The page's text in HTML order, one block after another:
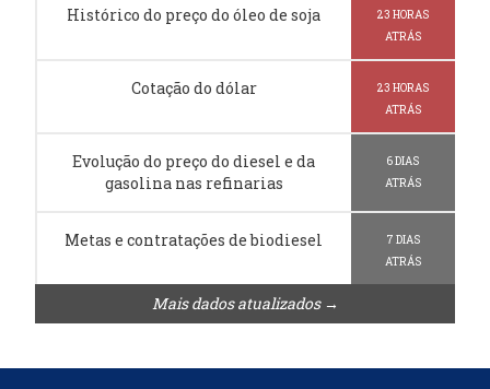
Histórico do preço do óleo de soja
23 HORAS
ATRÁS
Cotação do dólar
23 HORAS
ATRÁS
Evolução do preço do diesel e da
gasolina nas refinarias
6 DIAS
ATRÁS
Metas e contratações de biodiesel
7 DIAS
ATRÁS
Mais dados atualizados →